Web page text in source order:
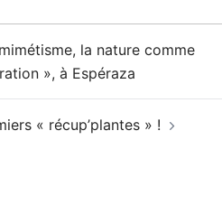
la nature comme
», à Espéraza
« récup’plantes » !